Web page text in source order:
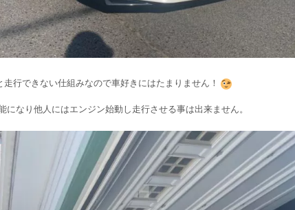
走行できない仕組みなので車好きにはたまりません！
になり他人にはエンジン始動し走行させる事は出来ません。